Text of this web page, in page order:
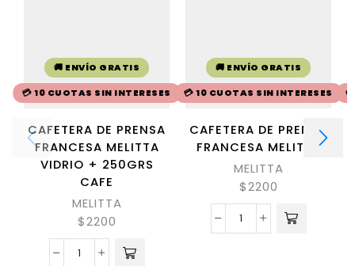
🚚 ENVÍO GRATIS
💳 10 CUOTAS SIN INTERESES
CAFETERA DE PRENSA
FRANCESA MELITTA
VIDRIO + 250GRS
CAFE
MELITTA
$2200
🚚 ENVÍO GRATIS
💳 10 CUOTAS SIN INTERESES
CAFETERA DE PRENSA
FRANCESA MELITTA
MELITTA
$2200